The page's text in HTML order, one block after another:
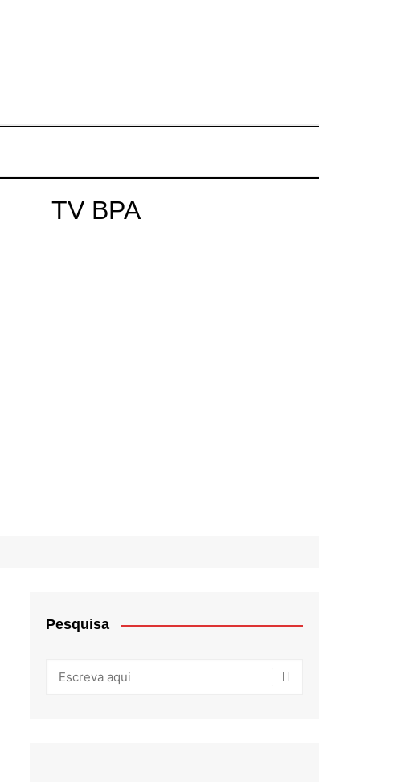
TV BPA
Pesquisa